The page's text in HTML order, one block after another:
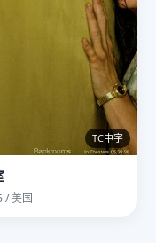
TC中字
/ 美国